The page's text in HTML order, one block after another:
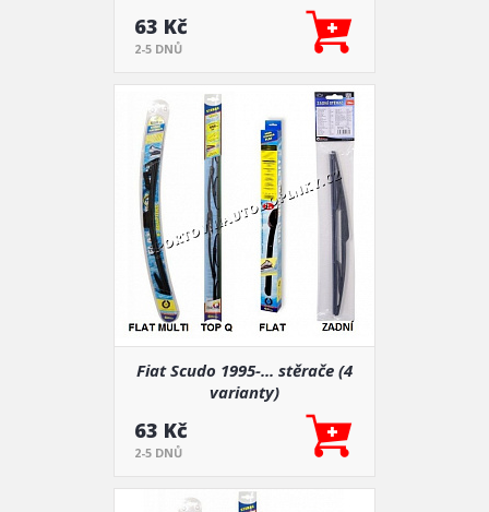
63 Kč
2-5 DNŮ
Fiat Scudo 1995-... stěrače (4
varianty)
63 Kč
2-5 DNŮ